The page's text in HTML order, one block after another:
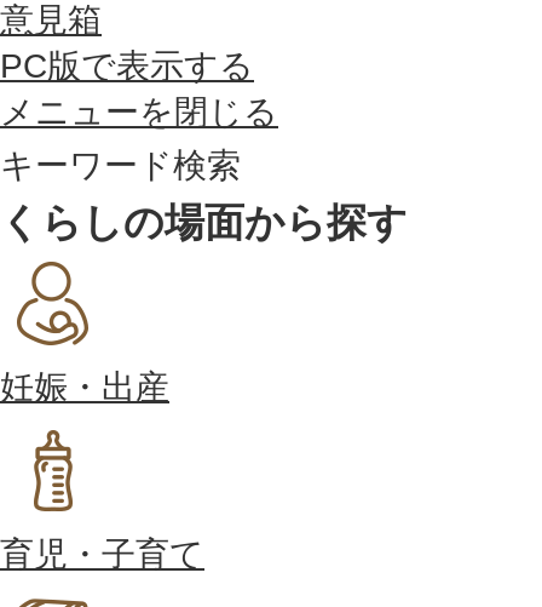
意見箱
PC版で表示する
メニューを閉じる
キーワード検索
くらしの場面から探す
妊娠・出産
育児・子育て